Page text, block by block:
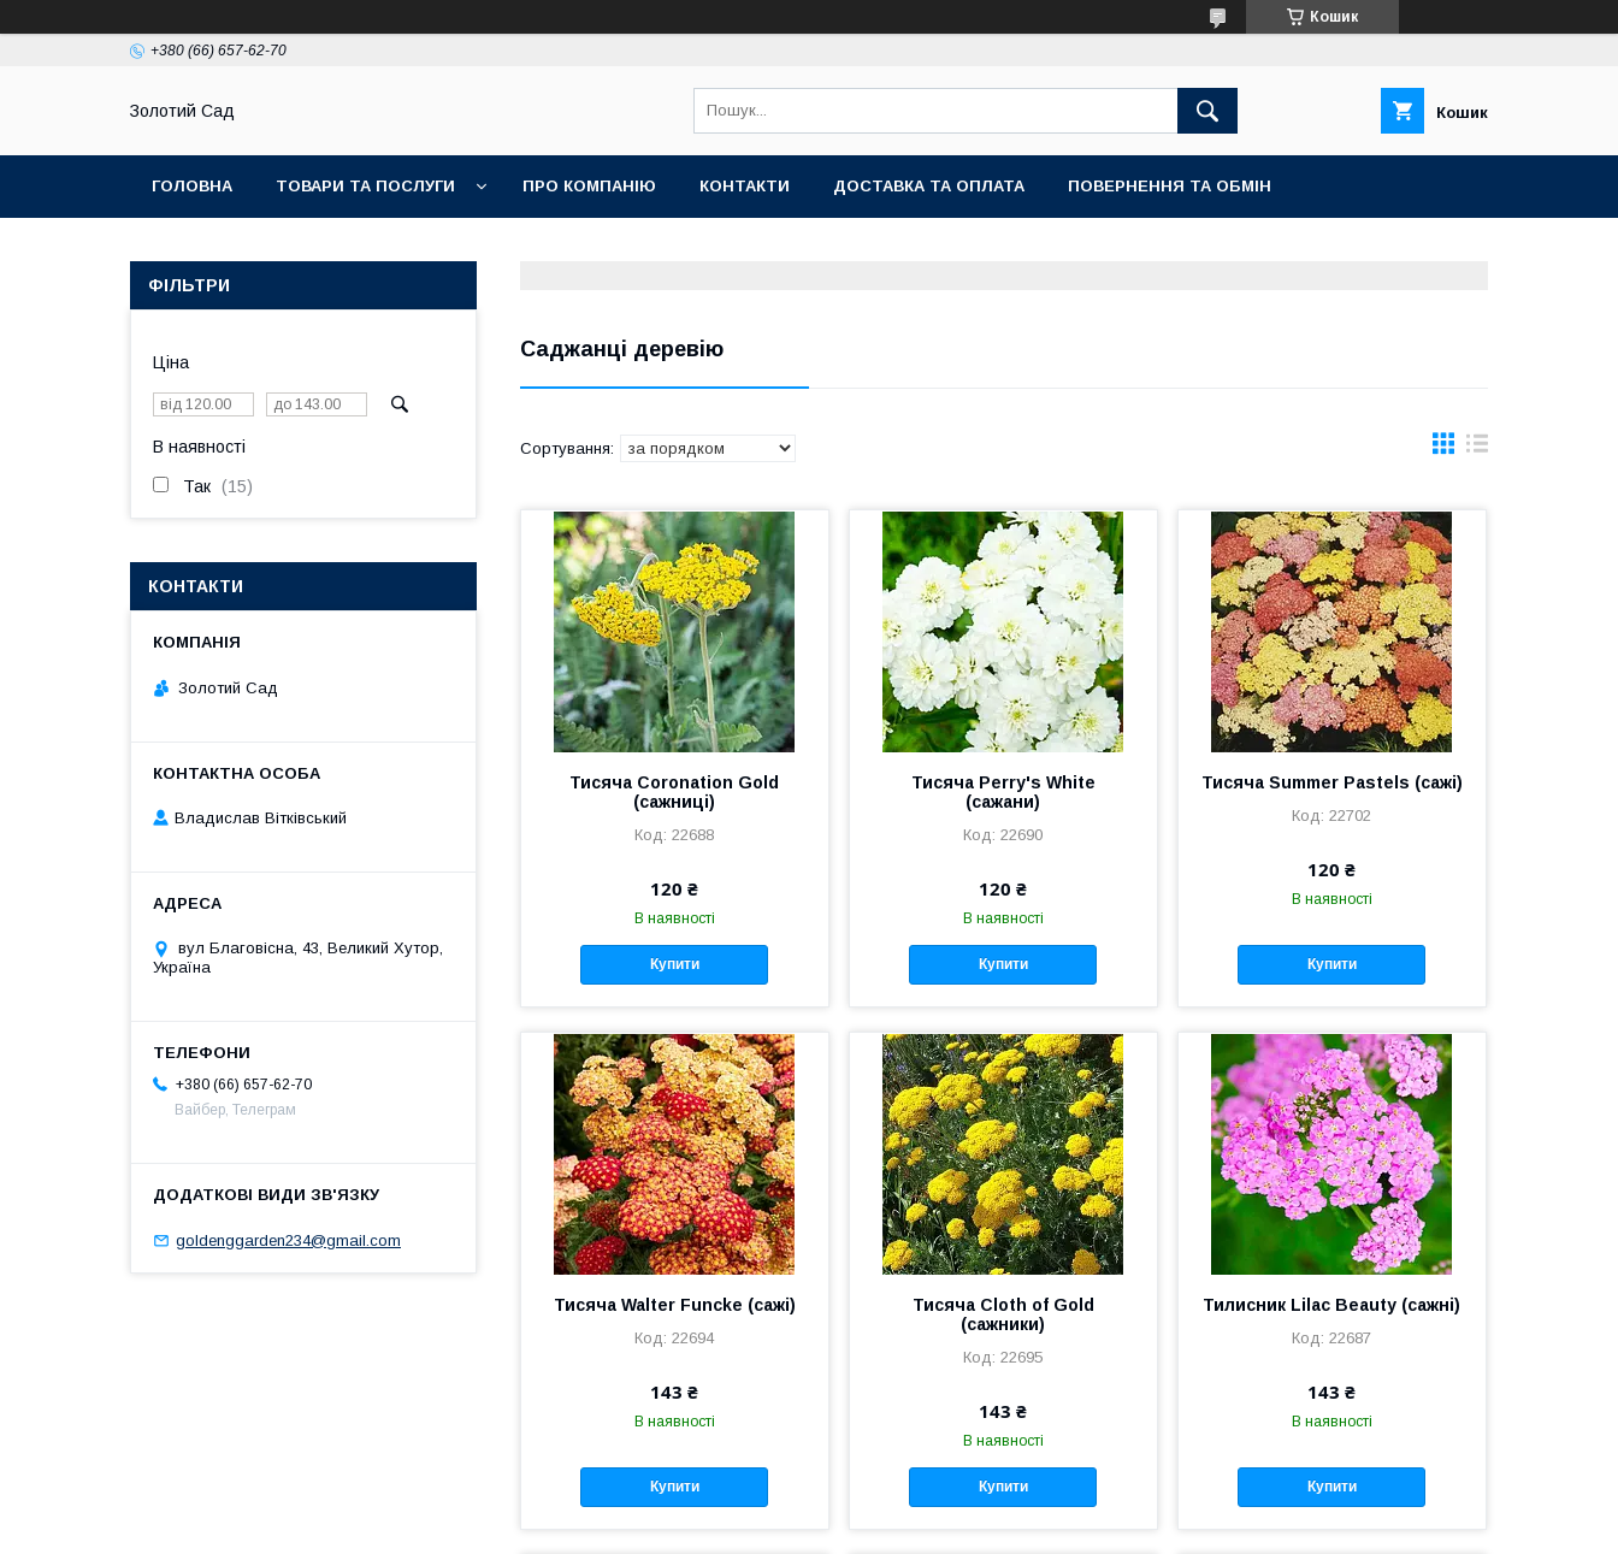
Кошик
+380 (66) 657-62-70
Золотий Сад Кошик
ГОЛОВНА ТОВАРИ ТА ПОСЛУГИ ПРО КОМПАНІЮ КОНТАКТИ ДОСТАВКА ТА ОПЛАТА ПОВЕРНЕННЯ ТА ОБМІН
Саджанці деревію
Тисяча Coronation Gold
(сажниці)
22688
120 ₴
В наявності
Купити
Тисяча Perry's White
(сажани)
22690
120 ₴
В наявності
Купити
Тисяча Summer Pastels (сажі)
22702
120 ₴
В наявності
Купити
Тисяча Walter Funcke (сажі)
22694
143 ₴
В наявності
Купити
Тисяча Cloth of Gold
(сажники)
22695
143 ₴
В наявності
Купити
Тилисник Lilac Beauty (сажні)
22687
143 ₴
В наявності
Купити
ФІЛЬТРИ
Ціна
В наявності
Так 15
КОНТАКТИ
Золотий Сад
Владислав Вітківський
вул Благовісна, 43, Великий Хутор,
Україна
+380 (66) 657-62-70
Вайбер, Телеграм
goldenggarden234@gmail.com